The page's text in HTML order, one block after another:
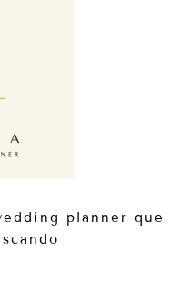
planner que